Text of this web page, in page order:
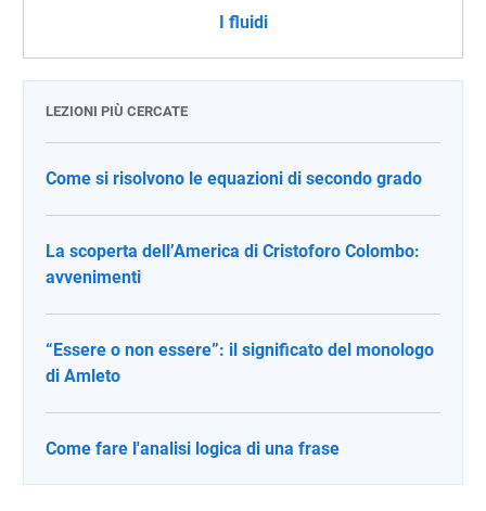
I fluidi
LEZIONI PIÙ CERCATE
Come si risolvono le equazioni di secondo grado
La scoperta dell’America di Cristoforo Colombo:
avvenimenti
“Essere o non essere”: il significato del monologo
di Amleto
Come fare l'analisi logica di una frase